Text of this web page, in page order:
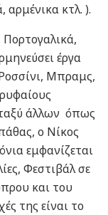
κτλ. ).
Πορτογαλικά,
έργα
Μπραμς,
άλλων όπως
ο Νίκος
εμφανίζεται
Φεστιβάλ σε
και του
της είναι το